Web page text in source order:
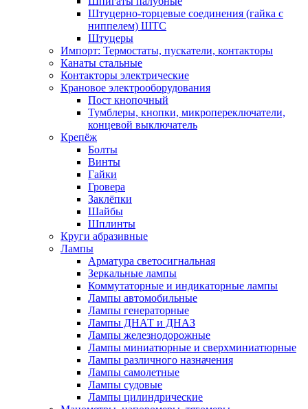
Штуцерно-торцевые соединения (гайка с
ниппелем) ШТС
Штуцеры
Импорт: Термостаты, пускатели, контакторы
Канаты стальные
Контакторы электрические
Крановое электрооборудования
Пост кнопочный
Тумблеры, кнопки, микропереключатели,
концевой выключатель
Крепёж
Болты
Винты
Гайки
Гровера
Заклёпки
Шайбы
Шплинты
Круги абразивные
Лампы
Арматура светосигнальная
Зеркальные лампы
Коммутаторные и индикаторные лампы
Лампы автомобильные
Лампы генераторные
Лампы ДНАТ и ДНАЗ
Лампы железнодорожные
Лампы миниатюрные и сверхминиатюрные
Лампы различного назначения
Лампы самолетные
Лампы судовые
Лампы цилиндрические